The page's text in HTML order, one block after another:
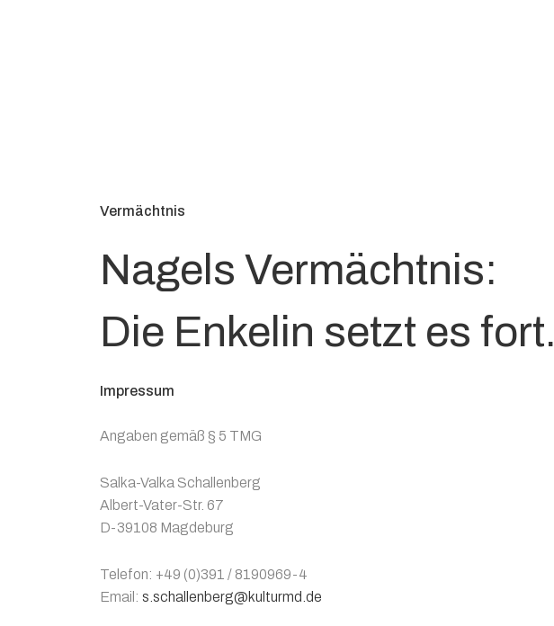
Vermächtnis
Nagels Vermächtnis:
Die Enkelin setzt es fort.
Impressum
Angaben gemäß § 5 TMG
Salka-Valka Schallenberg
Albert-Vater-Str. 67
D-39108 Magdeburg
Telefon: +49 (0)391 / 8190969-4
Email: s.schallenberg@kulturmd.de